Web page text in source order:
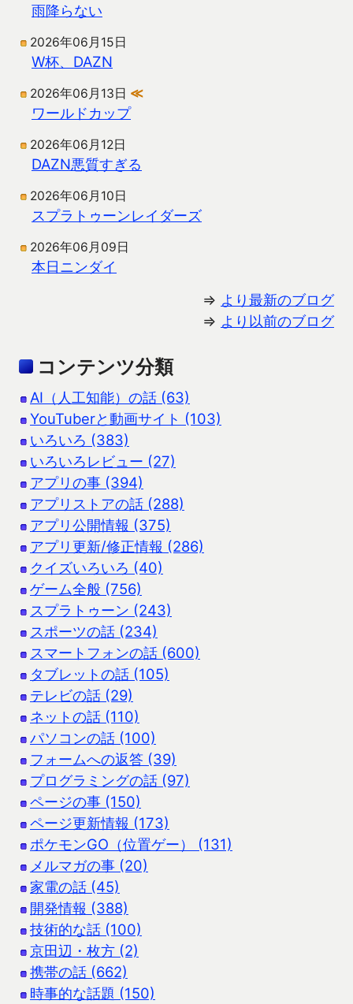
雨降らない
2026年06月15日
W杯、DAZN
2026年06月13日 ≪
ワールドカップ
2026年06月12日
DAZN悪質すぎる
2026年06月10日
スプラトゥーンレイダーズ
2026年06月09日
本日ニンダイ
⇒ より最新のブログ
⇒ より以前のブログ
コンテンツ分類
AI（人工知能）の話 (63)
YouTuberと動画サイト (103)
いろいろ (383)
いろいろレビュー (27)
アプリの事 (394)
アプリストアの話 (288)
アプリ公開情報 (375)
アプリ更新/修正情報 (286)
クイズいろいろ (40)
ゲーム全般 (756)
スプラトゥーン (243)
スポーツの話 (234)
スマートフォンの話 (600)
タブレットの話 (105)
テレビの話 (29)
ネットの話 (110)
パソコンの話 (100)
フォームへの返答 (39)
プログラミングの話 (97)
ページの事 (150)
ページ更新情報 (173)
ポケモンGO（位置ゲー） (131)
メルマガの事 (20)
家電の話 (45)
開発情報 (388)
技術的な話 (100)
京田辺・枚方 (2)
携帯の話 (662)
時事的な話題 (150)